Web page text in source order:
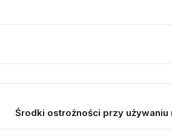
Środki ostrożności przy używaniu